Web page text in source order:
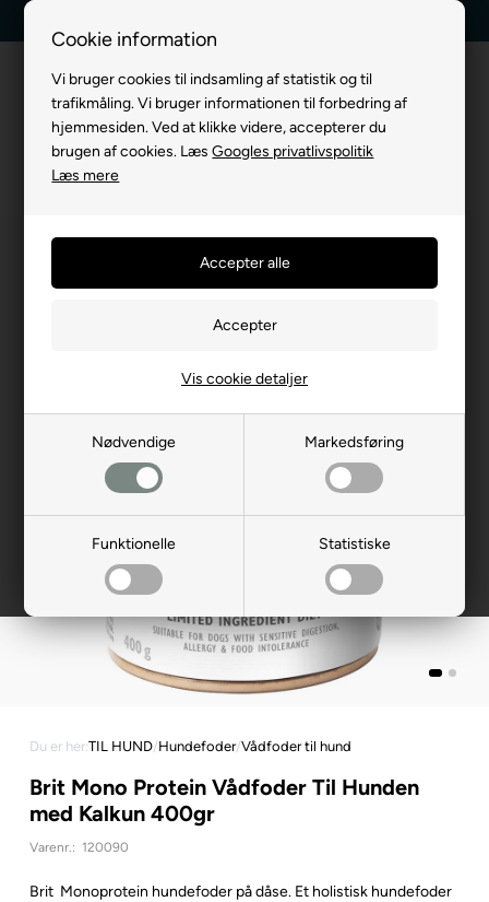
Cookie information
Vi bruger cookies til indsamling af statistik og til
trafikmåling. Vi bruger informationen til forbedring af
hjemmesiden. Ved at klikke videre, accepterer du
brugen af cookies. LæsGoogles privatlivspolitik
Læs mere
Nødvendige Markedsføring
Funktionelle Statistiske
Vis cookie detaljer
Du er her:TIL HUND/Hundefoder/Vådfoder til hund
Brit Mono Protein Vådfoder Til Hunden
med Kalkun 400gr
Varenr.: 120090
Brit Monoprotein hundefoder på dåse. Et holistisk hundefoder